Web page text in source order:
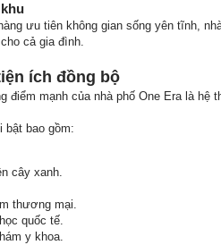
ưu tiên không gian sống yên tĩnh,
cả gia đình.
ích đồng bộ
điểm mạnh của nhà phố One Era là
bật bao gồm:
cây xanh.
thương mại.
quốc tế.
y khoa.